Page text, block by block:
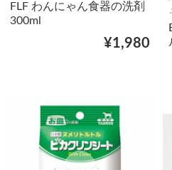
FLF わんにゃん食器の洗剤
300ml
¥1,980